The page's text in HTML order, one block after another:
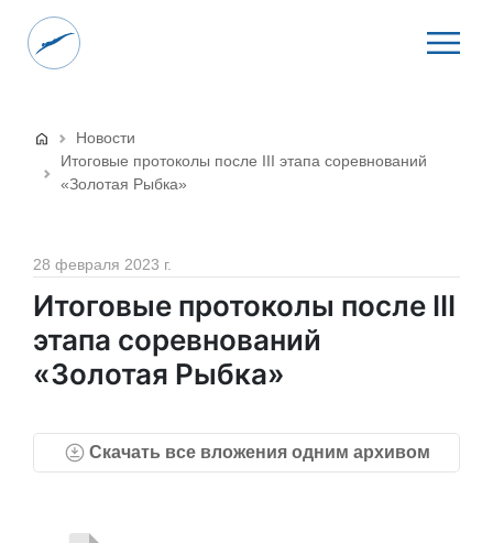
Новости
Итоговые протоколы после III этапа соревнований
«Золотая Рыбка»
28 февраля 2023 г.
Итоговые протоколы после III
этапа соревнований
«Золотая Рыбка»
Скачать все вложения одним архивом